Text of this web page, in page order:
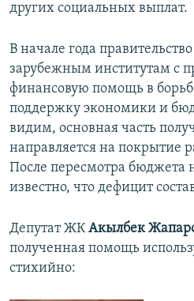
других социальных выплат.
В начале года
зарубежным институтам с
финансовую помощь в
поддержку экономики и
видим, основная часть
направляется на покрытие
После пересмотра бюджета
известно, что дефицит
Депутат ЖКАкылбек
полученная помощь
стихийно: